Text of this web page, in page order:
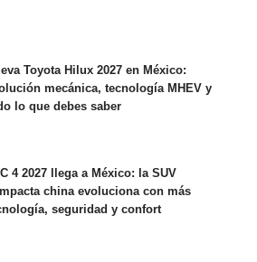
Toyota Hilux 2027 en México:
mecánica, tecnología MHEV y
lo que debes saber
4 2027 llega a México: la SUV
china evoluciona con más
seguridad y confort